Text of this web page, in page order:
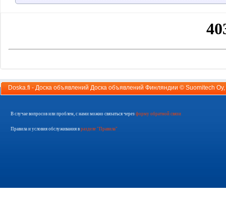
Doska.fi - Доска объявлений Доска объявлений Финляндии © Suomitech Oy
В случае вопросов или проблем, с нами можно связаться через форму обратной связи
Правила и условия обслуживания в разделе "Правила"